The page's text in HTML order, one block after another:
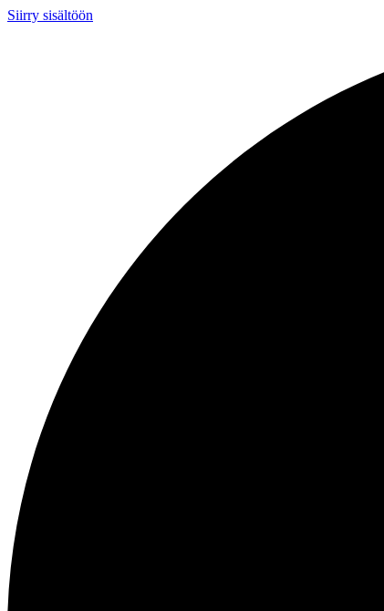
Siirry sisältöön